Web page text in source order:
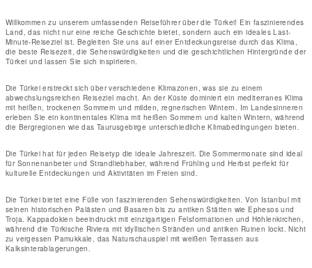
Willkommen zu unserem umfassenden Reiseführer über die Türkei! Ein faszinierendes
Land, das nicht nur eine reiche Geschichte bietet, sondern auch ein ideales Last-
Minute-Reiseziel ist. Begleiten Sie uns auf einer Entdeckungsreise durch das Klima,
die beste Reisezeit, die Sehenswürdigkeiten und die geschichtlichen Hintergründe der
Türkei und lassen Sie sich inspirieren.
Die Türkei erstreckt sich über verschiedene Klimazonen, was sie zu einem
abwechslungsreichen Reiseziel macht. An der Küste dominiert ein mediterranes Klima
mit heißen, trockenen Sommern und milden, regnerischen Wintern. Im Landesinneren
erleben Sie ein kontinentales Klima mit heißen Sommern und kalten Wintern, während
die Bergregionen wie das Taurusgebirge unterschiedliche Klimabedingungen bieten.
Die Türkei hat für jeden Reisetyp die ideale Jahreszeit. Die Sommermonate sind ideal
für Sonnenanbeter und Strandliebhaber, während Frühling und Herbst perfekt für
kulturelle Entdeckungen und Aktivitäten im Freien sind.
Die Türkei bietet eine Fülle von faszinierenden Sehenswürdigkeiten. Von Istanbul mit
seinen historischen Palästen und Basaren bis zu antiken Stätten wie Ephesos und
Troja. Kappadokien beeindruckt mit einzigartigen Felsformationen und Höhlenkirchen,
während die Türkische Riviera mit idyllischen Stränden und antiken Ruinen lockt. Nicht
zu vergessen Pamukkale, das Naturschauspiel mit weißen Terrassen aus
Kalksinterablagerungen.